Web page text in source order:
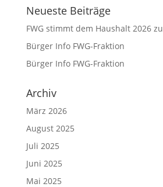
Neueste Beiträge
FWG stimmt dem Haushalt 2026 zu
Bürger Info FWG-Fraktion
Bürger Info FWG-Fraktion
Archiv
März 2026
August 2025
Juli 2025
Juni 2025
Mai 2025